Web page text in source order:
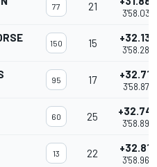
77 21
3'58.036
150 15 +32.130
3'58.286
95 17 +32.716
3'58.872
60 25
3'58.896
13 22 +32.810
3'58.966